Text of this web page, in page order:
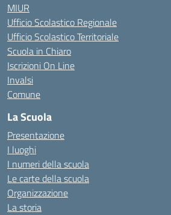
MIUR
Ufficio Scolastico Regionale
Ufficio Scolastico Territoriale
Scuola in Chiaro
Iscrizioni On Line
Invalsi
Comune
La Scuola
Presentazione
I luoghi
I numeri della scuola
Le carte della scuola
Organizzazione
La storia